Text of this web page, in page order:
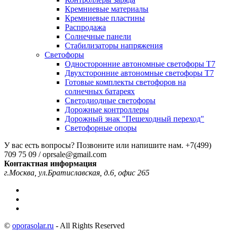
Кремниевые материалы
Кремниевые пластины
Распродажа
Солнечные панели
Стабилизаторы напряжения
Светофоры
Односторонние автономные светофоры Т7
Двухсторонние автономные светофоры Т7
Готовые комплекты светофоров на
солнечных батареях
Светодиодные светофоры
Дорожные контроллеры
Дорожный знак "Пешеходный переход"
Светофорные опоры
У вас есть вопросы? Позвоните или напишите нам. +7(499)
709 75 09 / oprsale@gmail.com
Контактная информация
г.Москва, ул.Братиславская, д.6, офис 265
© oporasolar.ru - All Rights Reserved